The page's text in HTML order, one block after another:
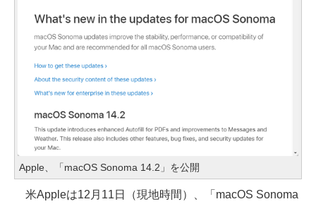
Apple、「macOS Sonoma 14.2」を公開
米Appleは12月11日（現地時間）、「macOS Sonoma